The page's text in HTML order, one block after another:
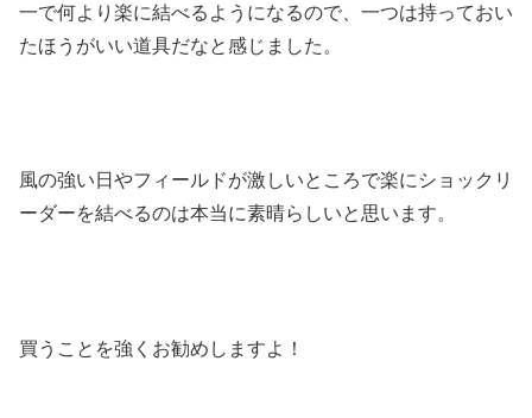
一で何より楽に結べるようになるので、一つは持っておい
たほうがいい道具だなと感じました。
風の強い日やフィールドが激しいところで楽にショックリ
ーダーを結べるのは本当に素晴らしいと思います。
買うことを強くお勧めしますよ！